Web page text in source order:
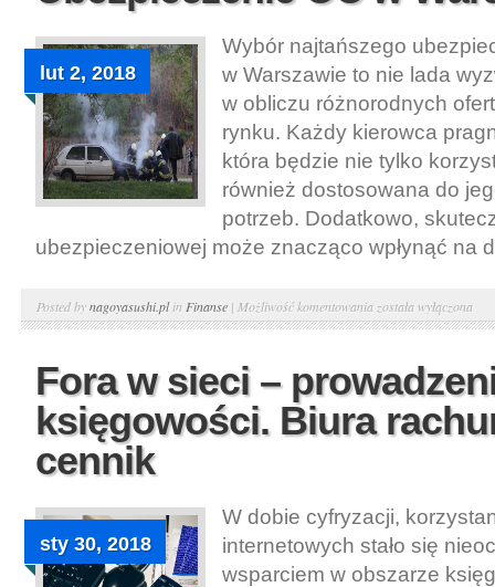
w
Krakowie
–
pełna
księgowość
lut 2, 2018
Wybór najtańszego
w Warszawie to nie lada
w obliczu różnorodnych
rynku. Każdy kierowca
która będzie nie tylko
również dostosowana do
potrzeb. Dodatkowo,
ubezpieczeniowej może znacząco wpłynąć na
Posted bynagoyasushi.plin Finanse | Możliwość komentowania Reklama
dla
–
najtańsze
ubezpieczenie
OC
w
Warszawie
została wyłączona
Fora w sieci –
księgowości. Biura
cennik
sty 30, 2018
W dobie cyfryzacji,
internetowych stało się
wsparciem w obszarze